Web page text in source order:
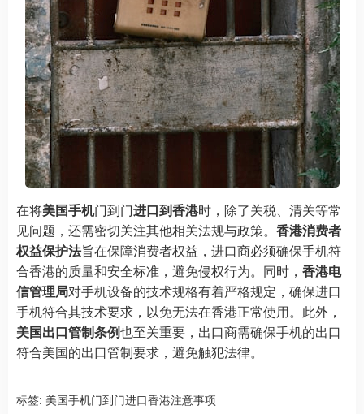
在将美国手机门到门进口到香港时，除了关税、清关等常
见问题，还需密切关注其他相关法规与政策。 香港消费者
权益保护法旨在保障消费者权益，进口商必须确保手机符
合香港的质量和安全标准，避免侵权行为。同时， 香港电
信管理局对手机设备的技术规格有着严格规定，确保进口
手机符合其技术要求，以免无法在香港正常使用。此外，
美国出口管制条例也至关重要，出口商需确保手机的出口
符合美国的出口管制要求，避免触犯法律。
标签: 美国手机门到门进口香港注意事项